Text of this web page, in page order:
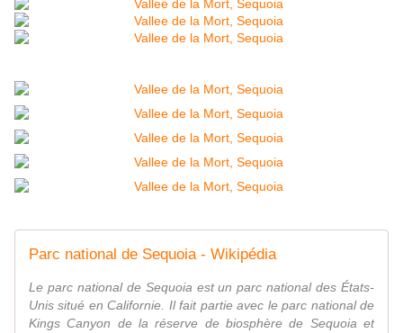
Parc national de Sequoia - Wikipédia
Le parc national de Sequoia est un parc national des États-
Unis situé en Californie. Il fait partie avec le parc national de
Kings Canyon de la réserve de biosphère de Sequoia et